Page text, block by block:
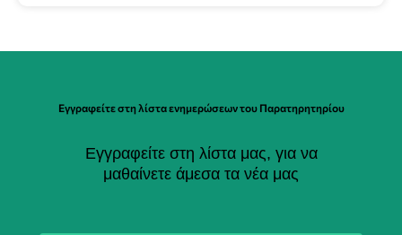
Εγγραφείτε στη λίστα ενημερώσεων του Παρατηρητηρίου
Εγγραφείτε στη λίστα μας, για να
μαθαίνετε άμεσα τα νέα μας